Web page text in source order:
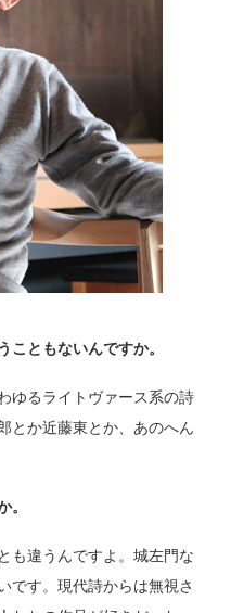
ともないんですか。
ゆるライトヴァース系の詩
とか近藤東とか、あのへん
も違うんですよ。城左門な
です。現代詩からは無視さ